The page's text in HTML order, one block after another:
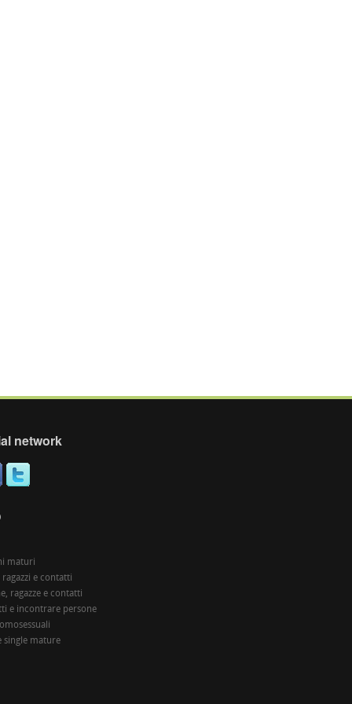
network
maturi
ragazzi e contatti
ragazze e contatti
e incontrare persone
single mature